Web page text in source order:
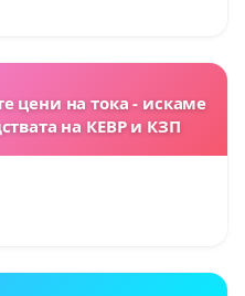
на КЕВР и КЗП